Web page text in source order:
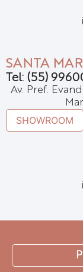
SANTA
Tel: (55)
Av. Pref.
SHOWROOM